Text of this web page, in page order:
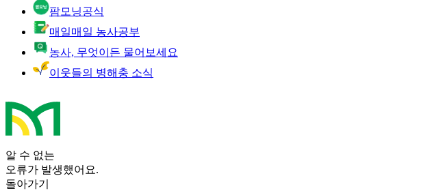
팜모닝공식
매일매일 농사공부
농사, 무엇이든 물어보세요
이웃들의 병해충 소식
알 수 없는
오류가 발생했어요.
돌아가기